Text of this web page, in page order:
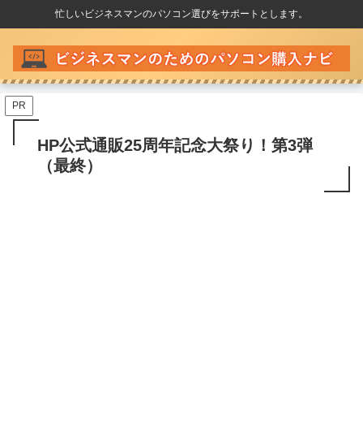
忙しいビジネスマンのパソコン選びをサポートとします。
PR
HP公式通販25周年記念大祭り！第3弾
（最終）